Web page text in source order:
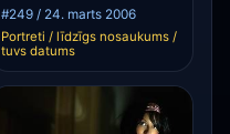
#249 / 24. marts 2006
Portreti / līdzīgs nosaukums /
tuvs datums